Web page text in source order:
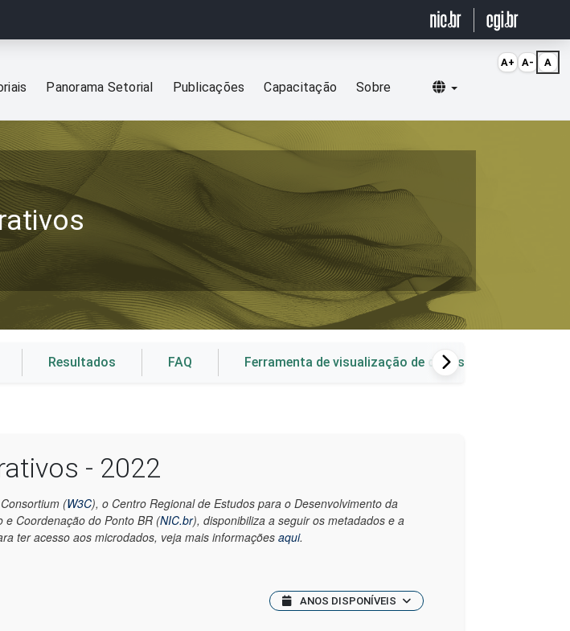
Panorama Setorial Publicações Capacitação Sobre Selecionar idioma
Resultados FAQ Ferramenta de visualização de dados
- 2022
(W3C), o Centro Regional de Estudos para o Desenvolvimento da
Coordenação do Ponto BR (NIC.br), disponibiliza a seguir os metadados e a
ter acesso aos microdados, veja mais informações aqui.
ANOS DISPONÍVEIS
A+ A- A